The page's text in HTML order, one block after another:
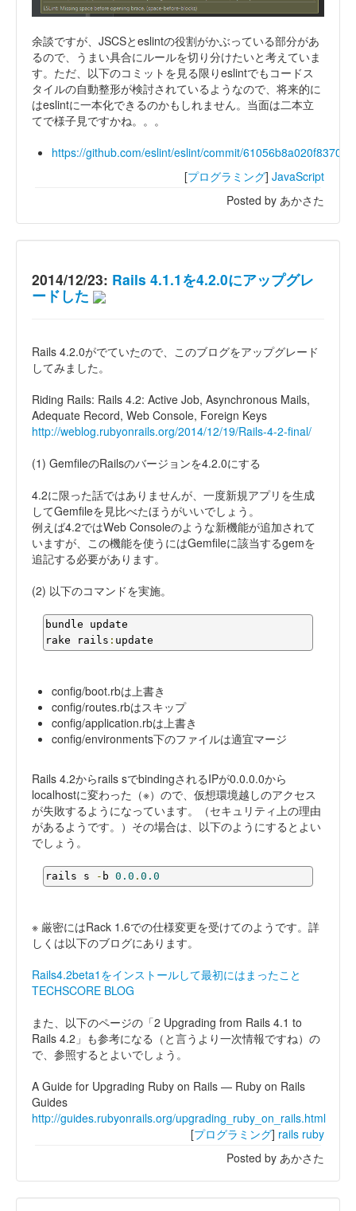
余談ですが、JSCSとeslintの役割がかぶっている部分があ
るので、うまい具合にルールを切り分けたいと考えていま
す。ただ、以下のコミットを見る限りeslintでもコードス
タイルの自動整形が検討されているようなので、将来的に
はeslintに一本化できるのかもしれません。当面は二本立
てで様子見ですかね。。。
https://github.com/eslint/eslint/commit/
[プログラミング] JavaScript
Posted by あかさた
2014/12/23: Rails 4.1.1を4.2.0にアップグレ
ードした
Rails 4.2.0がでていたので、このブログをアップグレード
してみました。
Riding Rails: Rails 4.2: Active Job, Asynchronous Mails,
Adequate Record, Web Console, Foreign Keys
http://weblog.rubyonrails.org/2014/12/19/Rails-4-2-final/
(1) GemfileのRailsのバージョンを4.2.0にする
4.2に限った話ではありませんが、一度新規アプリを生成
してGemfileを見比べたほうがいいでしょう。
例えば4.2ではWeb Consoleのような新機能が追加されて
いますが、この機能を使うにはGemfileに該当するgemを
追記する必要があります。
(2) 以下のコマンドを実施。
bundle update
rake rails : update
config/boot.rbは上書き
config/routes.rbはスキップ
config/application.rbは上書き
config/environments下のファイルは適宜マージ
Rails 4.2からrails sでbindingされるIPが0.0.0.0から
localhostに変わった（※）ので、仮想環境越しのアクセス
が失敗するようになっています。（セキュリティ上の理由
があるようです。）その場合は、以下のようにするとよい
でしょう。
rails s - b 0.0 . 0.0
※ 厳密にはRack 1.6での仕様変更を受けてのようです。詳
しくは以下のブログにあります。
Rails4.2beta1をインストールして最初にはまったこと
TECHSCORE BLOG
また、以下のページの「2 Upgrading from Rails 4.1 to
Rails 4.2」も参考になる（と言うより一次情報ですね）の
で、参照するとよいでしょう。
A Guide for Upgrading Ruby on Rails — Ruby on Rails
Guides
http://guides.rubyonrails.org/upgrading_ruby_on_rails.html
[プログラミング] rails ruby
Posted by あかさた